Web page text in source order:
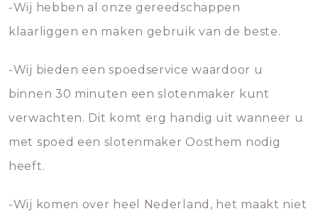
-Wij hebben al onze gereedschappen
klaarliggen en maken gebruik van de beste.
-Wij bieden een spoedservice waardoor u
binnen 30 minuten een slotenmaker kunt
verwachten. Dit komt erg handig uit wanneer u
met spoed een slotenmaker Oosthem nodig
heeft.
-Wij komen over heel Nederland, het maakt niet